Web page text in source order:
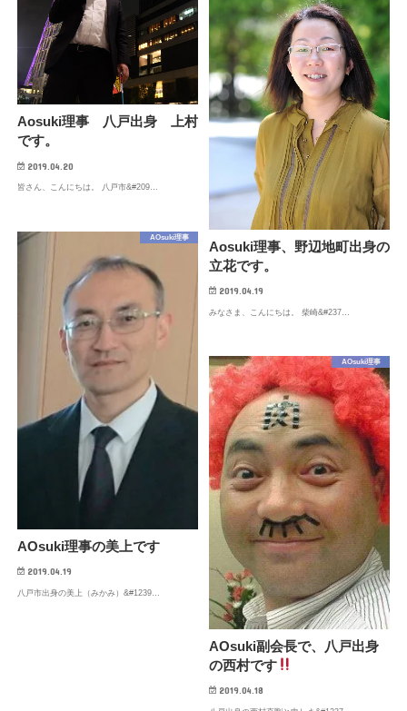
Aosuki理事 八戸出身 上村
です。
2019.04.20
皆さん、こんにちは。 八戸市&#209…
Aosuki理事、野辺地町出身の
立花です。
2019.04.19
みなさま、こんにちは。 柴崎&#237…
AOsuki理事
AOsuki理事の美上です
2019.04.19
八戸市出身の美上（みかみ）&#1239…
AOsuki理事
AOsuki副会長で、八戸出身
の西村です
2019.04.18